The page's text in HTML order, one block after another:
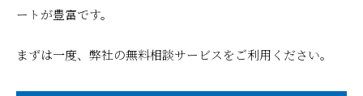
ートが豊富です。
まずは一度、弊社の無料相談サービスをご利用ください。